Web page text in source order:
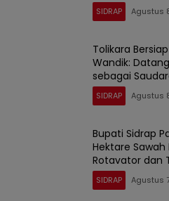
SIDRAP Agustus
Tolikara
Wandik:
sebagai
SIDRAP Agustus
Bupati Sidrap
Hektare
Rotavator dan
SIDRAP Agustus